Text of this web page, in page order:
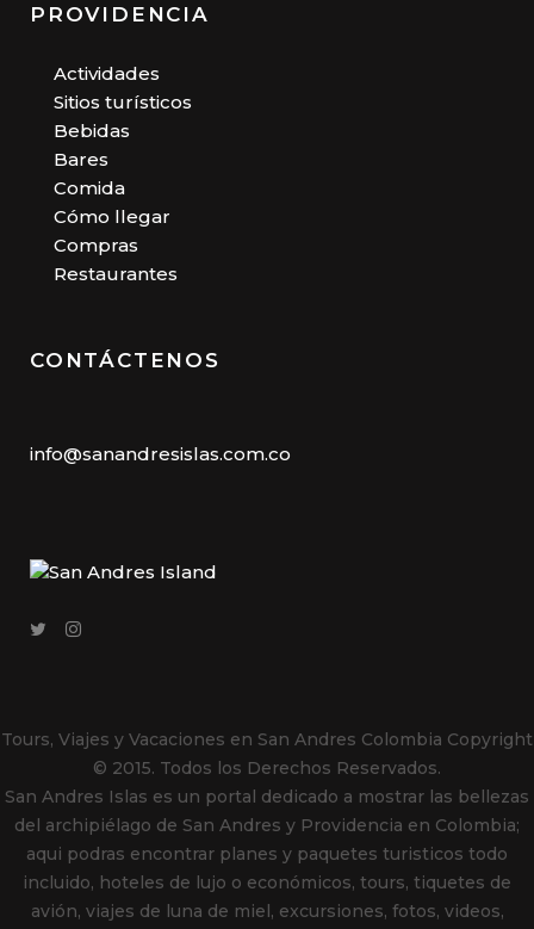
PROVIDENCIA
Actividades
Sitios turísticos
Bebidas
Bares
Comida
Cómo llegar
Compras
Restaurantes
CONTÁCTENOS
info@sanandresislas.com.co
Tours, Viajes y Vacaciones en San Andres Colombia Copyright
© 2015. Todos los Derechos Reservados.
San Andres Islas es un portal dedicado a mostrar las bellezas
del archipiélago de San Andres y Providencia en Colombia;
aqui podras encontrar planes y paquetes turisticos todo
incluido, hoteles de lujo o económicos, tours, tiquetes de
avión, viajes de luna de miel, excursiones, fotos, videos,